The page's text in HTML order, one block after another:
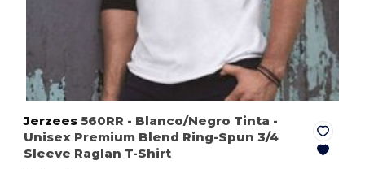
Jerzees 560RR - Blanco/Negro Tinta -
Unisex Premium Blend Ring-Spun 3/4
Sleeve Raglan T-Shirt